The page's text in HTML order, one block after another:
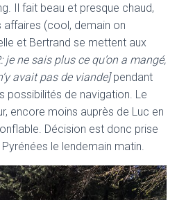
Il fait beau et presque chaud,
affaires (cool, demain on
et Bertrand se mettent aux
je ne sais plus ce qu’on a mangé,
avait pas de viande]pendant
possibilités de navigation. Le
encore moins auprès de Luc en
Décision est donc prise
le lendemain matin.